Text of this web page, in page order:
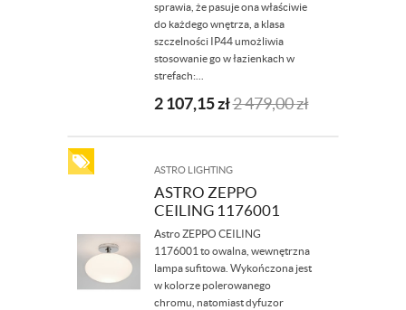
sprawia, że pasuje ona właściwie
do każdego wnętrza, a klasa
szczelności IP44 umożliwia
stosowanie go w łazienkach w
strefach:...
2 107,15zł2 479,00zł
ASTRO LIGHTING
ASTRO ZEPPO
CEILING 1176001
Astro ZEPPO CEILING
1176001 to owalna, wewnętrzna
lampa sufitowa. Wykończona jest
w kolorze polerowanego
chromu, natomiast dyfuzor